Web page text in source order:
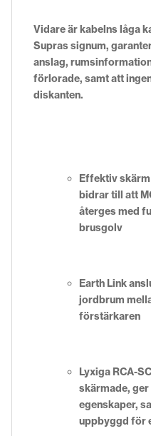
Vidare är kabelns låga
Supras signum,
anslag,
förlorade, samt att
diskanten.
Effektiv
bidrar till att
återges med
brusgolv
Earth Link
jordbrum
förstärkaren
Lyxiga RCA-
skärmade,
egenskaper,
uppbyggd för